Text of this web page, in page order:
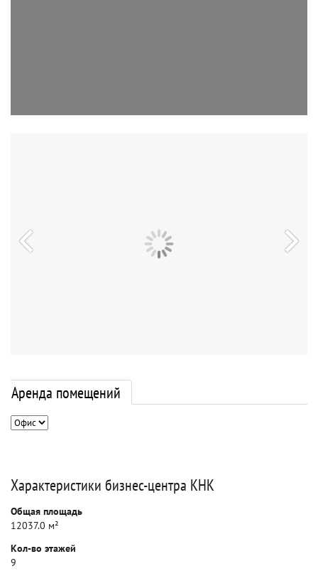
Аренда помещений
Характеристики бизнес-центра КНК
Общая площадь
12037.0 м²
Кол-во этажей
9